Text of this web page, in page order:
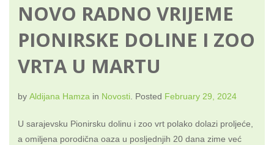
NOVO RADNO VRIJEME
PIONIRSKE DOLINE I ZOO
VRTA U MARTU
by Aldijana Hamza in Novosti. Posted February 29, 2024
U sarajevsku Pionirsku dolinu i zoo vrt polako dolazi proljeće,
a omiljena porodična oaza u posljednjih 20 dana zime već